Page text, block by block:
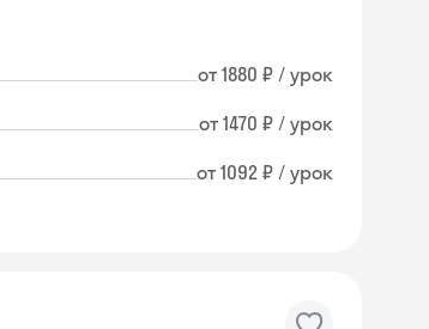
от 1880 ₽ / урок
от 1470 ₽ / урок
от 1092 ₽ / урок